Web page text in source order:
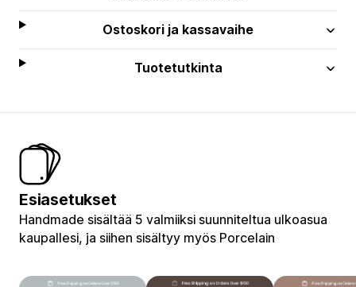
Ostoskori ja kassavaihe
Tuotetutkinta
Esiasetukset
Handmade sisältää 5 valmiiksi suunniteltua ulkoasua
kaupallesi, ja siihen sisältyy myös Porcelain